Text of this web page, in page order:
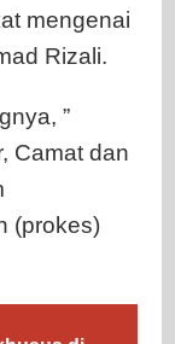
mengenai
Rizali.
”
Camat dan
(prokes)